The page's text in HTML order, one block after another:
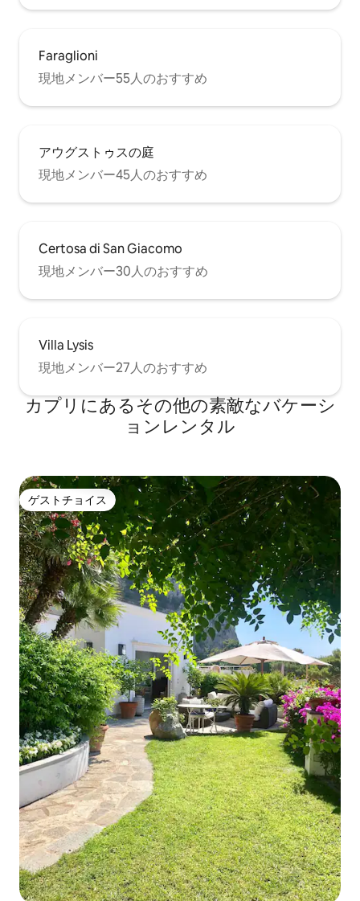
Faraglioni
現地メンバー55人のおすすめ
アウグストゥスの庭
現地メンバー45人のおすすめ
Certosa di San Giacomo
現地メンバー30人のおすすめ
Villa Lysis
現地メンバー27人のおすすめ
カプリにあるその他の素敵なバケーシ
ョンレンタル
ゲストチョイス
ゲストチョイス